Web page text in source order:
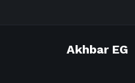
Akhbar EG